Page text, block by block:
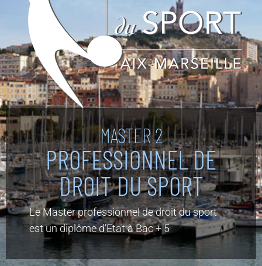
MASTER 2
PROFESSIONNEL DE
DROIT DU SPORT
Le Master professionnel de droit du sport
est un diplôme d’Etat à Bac + 5